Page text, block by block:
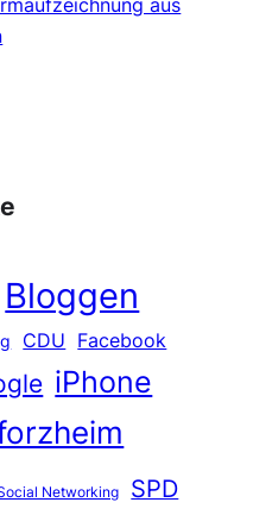
aus
Bloggen
CDU Facebook
iPhone
Networking
SPD